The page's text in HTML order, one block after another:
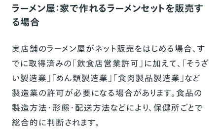
ラーメン屋：家で作れるラーメンセットを販売す
る場合
実店舗のラーメン屋がネット販売をはじめる場合、す
でに取得済みの「飲食店営業許可」に加えて、「そうざ
い製造業」「めん類製造業」「食肉製品製造業」など
製造業の許可が必要になる場合があります。食品の
製造方法・形態・配送方法などにより、保健所ごとで
総合的に判断されます。